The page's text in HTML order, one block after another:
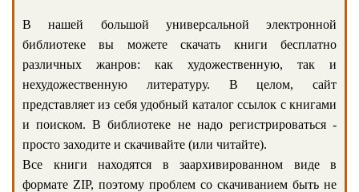
В нашей большой универсальной электронной
библиотеке вы можете скачать книги бесплатно
различных жанров: как художественную, так и
нехудожественную литературу. В целом, сайт
представляет из себя удобный каталог ссылок с книгами
и поиском. В библиотеке не надо регистрироваться -
просто заходите и скачивайте (или читайте).
Все книги находятся в заархивированном виде в
формате ZIP, поэтому проблем со скачиванием быть не